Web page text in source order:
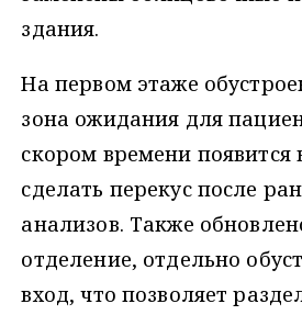
здания.
На первом этаже
зона ожидания для
скором времени появится
сделать перекус после
анализов. Также
отделение, отдельно
вход, что позволяет